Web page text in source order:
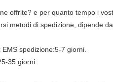
offrite? e per quanto tempo i
metodi di spedizione, dipende
spedizione:5-7 giorni.
35 giorni.